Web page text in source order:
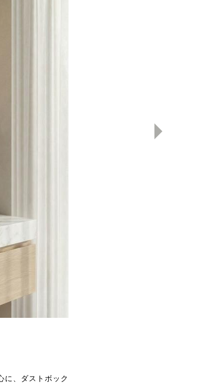
に、ダストボック